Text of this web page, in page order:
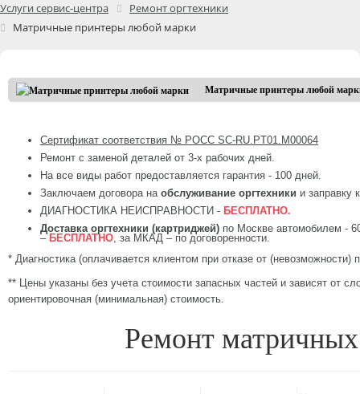
Услуги сервис-центра
Ремонт оргтехники
Матричные принтеры любой марки
Матричные принтеры любой
Сертификат соответствия № РОСС SC-RU.PT01.М00064
Ремонт с заменой деталей от 3-х рабочих дней.
На все виды работ предоставляется гарантия - 100 дней.
Заключаем договора на обслуживание оргтехники и заправку
ДИАГНОСТИКА НЕИСПРАВНОСТИ - БЕСПЛАТНО.
Доставка оргтехники (картриджей) по Москве автомобилем -
– БЕСПЛАТНО , за МКАД – по договоренности.
* Диагностика (оплачивается клиентом при отказе от
** Цены указаны без учета стоимости запасных частей и зависят от
ориентировочная (минимальная) стоимость.
Ремонт